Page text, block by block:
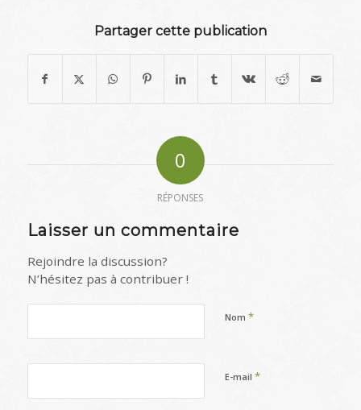
Partager cette publication
0
RÉPONSES
Laisser un commentaire
Rejoindre la discussion?
N’hésitez pas à contribuer !
Nom *
E-mail *